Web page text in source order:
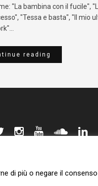
"La bambina con il fucile",
"Tessa e basta", "Il mio
reading
di più o negare il